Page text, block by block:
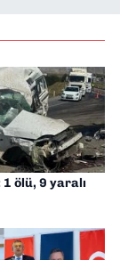
ölü, 9 yaralı